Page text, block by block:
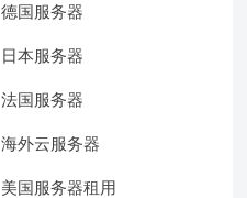
德国服务器
日本服务器
法国服务器
海外云服务器
美国服务器租用